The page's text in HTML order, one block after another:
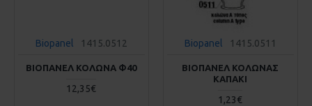
Biopanel 1415.0512
ΒΙΟΠΑΝΕΛ ΚΟΛΩΝΑ Φ40
12,35€
Biopanel 1415.0511
ΒΙΟΠΑΝΕΛ ΚΟΛΩΝΑΣ
ΚΑΠΑΚΙ
1,23€